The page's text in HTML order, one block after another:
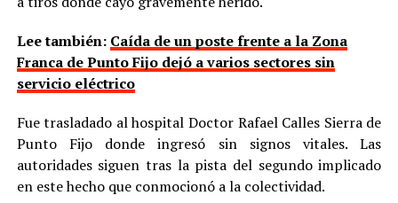
Lee también: Caída de un poste frente a la Zona
Franca de Punto Fijo dejó a varios sectores sin
servicio eléctrico
Fue trasladado al hospital Doctor Rafael Calles Sierra de
Punto Fijo donde ingresó sin signos vitales. Las
autoridades siguen tras la pista del segundo implicado
en este hecho que conmocionó a la colectividad.